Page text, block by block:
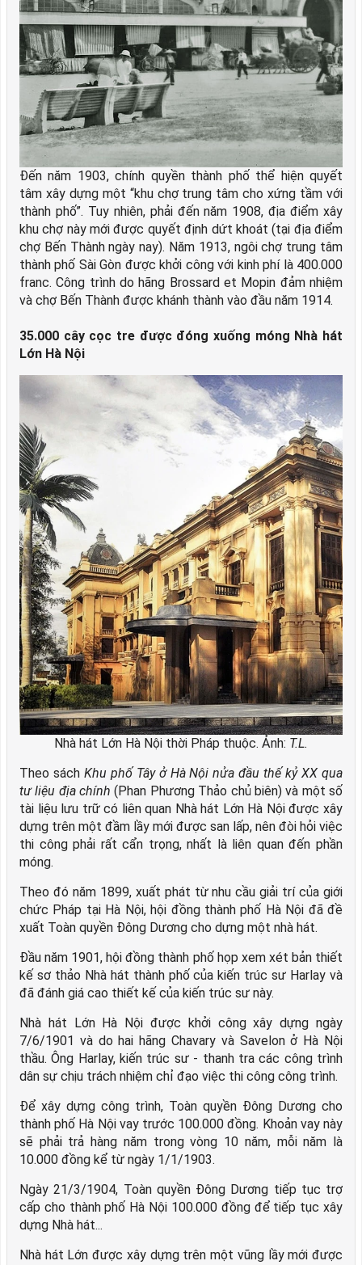
Đến năm 1903, chính quyền thành phố thể hiện quyết
tâm xây dựng một “khu chợ trung tâm cho xứng tầm với
thành phố”. Tuy nhiên, phải đến năm 1908, địa điểm xây
khu chợ này mới được quyết định dứt khoát (tại địa điểm
chợ Bến Thành ngày nay). Năm 1913, ngôi chợ trung tâm
thành phố Sài Gòn được khởi công với kinh phí là 400.000
franc. Công trình do hãng Brossard et Mopin đảm nhiệm
và chợ Bến Thành được khánh thành vào đầu năm 1914.
35.000 cây cọc tre được đóng xuống móng Nhà hát
Lớn Hà Nội
Nhà hát Lớn Hà Nội thời Pháp thuộc. Ảnh: T.L.
Theo sách Khu phố Tây ở Hà Nội nửa đầu thế kỷ XX qua
tư liệu địa chính(Phan Phương Thảo chủ biên) và một số
tài liệu lưu trữ có liên quan Nhà hát Lớn Hà Nội được xây
dựng trên một đầm lầy mới được san lấp, nên đòi hỏi việc
thi công phải rất cẩn trọng, nhất là liên quan đến phần
móng.
Theo đó năm 1899, xuất phát từ nhu cầu giải trí của giới
chức Pháp tại Hà Nội, hội đồng thành phố Hà Nội đã đề
xuất Toàn quyền Đông Dương cho dựng một nhà hát.
Đầu năm 1901, hội đồng thành phố họp xem xét bản thiết
kế sơ thảo Nhà hát thành phố của kiến trúc sư Harlay và
đã đánh giá cao thiết kế của kiến trúc sư này.
Nhà hát Lớn Hà Nội được khởi công xây dựng ngày
7/6/1901 và do hai hãng Chavary và Savelon ở Hà Nội
thầu. Ông Harlay, kiến trúc sư - thanh tra các công trình
dân sự chịu trách nhiệm chỉ đạo việc thi công công trình.
Để xây dựng công trình, Toàn quyền Đông Dương cho
thành phố Hà Nội vay trước 100.000 đồng. Khoản vay này
sẽ phải trả hàng năm trong vòng 10 năm, mỗi năm là
10.000 đồng kể từ ngày 1/1/1903.
Ngày 21/3/1904, Toàn quyền Đông Dương tiếp tục trợ
cấp cho thành phố Hà Nội 100.000 đồng để tiếp tục xây
dựng Nhà hát...
Nhà hát Lớn được xây dựng trên một vũng lầy mới được